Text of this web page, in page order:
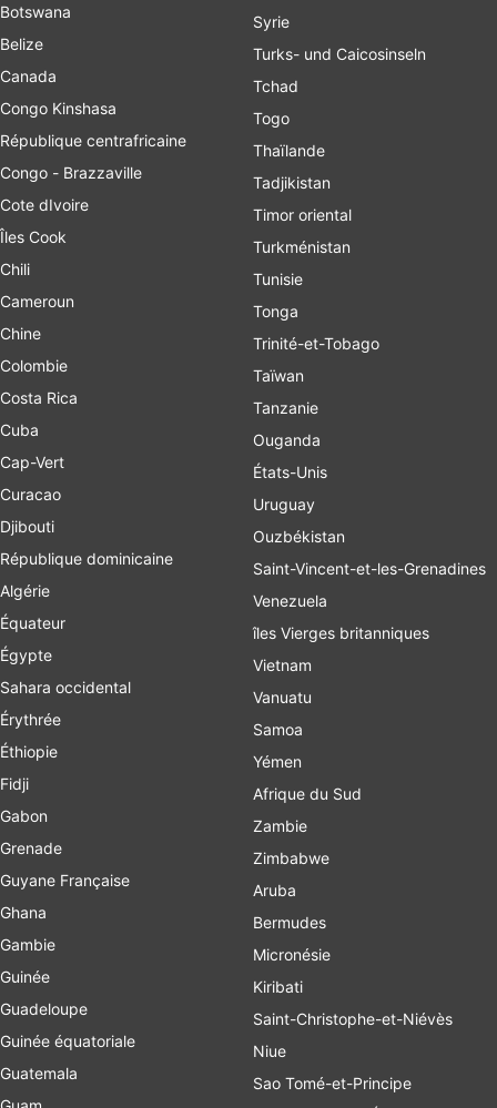
Botswana
Belize
Canada
Congo Kinshasa
République centrafricaine
Congo - Brazzaville
Cote dIvoire
Îles Cook
Chili
Cameroun
Chine
Colombie
Costa Rica
Cuba
Cap-Vert
Curacao
Djibouti
République dominicaine
Algérie
Équateur
Égypte
Sahara occidental
Érythrée
Éthiopie
Fidji
Gabon
Grenade
Guyane Française
Ghana
Gambie
Guinée
Guadeloupe
Guinée équatoriale
Guatemala
Syrie
Turks- und Caicosinseln
Tchad
Togo
Thaïlande
Tadjikistan
Timor oriental
Turkménistan
Tunisie
Tonga
Trinité-et-Tobago
Taïwan
Tanzanie
Ouganda
États-Unis
Uruguay
Ouzbékistan
Saint-Vincent-et-les-Grenadines
Venezuela
îles Vierges britanniques
Vietnam
Vanuatu
Samoa
Yémen
Afrique du Sud
Zambie
Zimbabwe
Aruba
Bermudes
Micronésie
Kiribati
Saint-Christophe-et-Niévès
Niue
Sao Tomé-et-Principe